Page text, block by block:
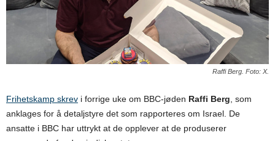
Raffi Berg. Foto: X.
Frihetskamp skrev i forrige uke om BBC-jøden Raffi Berg , som
anklages for å detaljstyre det som rapporteres om Israel. De
ansatte i BBC har uttrykt at de opplever at de produserer